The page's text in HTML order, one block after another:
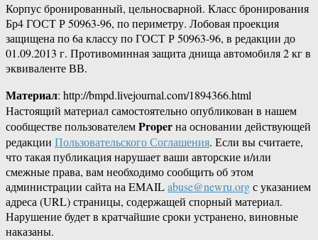
Корпус бронированный, цельносварной. Класс бронирования
Бр4 ГОСТ Р 50963-96, по периметру. Лобовая проекция
защищена по 6а классу по ГОСТ Р 50963-96, в редакции до
01.09.2013 г. Противоминная защита днища автомобиля 2 кг в
эквиваленте ВВ.
Материал: http://bmpd.livejournal.com/1894366.html
Настоящий материал самостоятельно опубликован в нашем
сообществе пользователемProperна основании действующей
редакции Пользовательского Соглашения. Если вы считаете,
что такая публикация нарушает ваши авторские и/или
смежные права, вам необходимо сообщить об этом
администрации сайта на EMAILabuse@newru.orgс указанием
адреса (URL) страницы, содержащей спорный материал.
Нарушение будет в кратчайшие сроки устранено, виновные
наказаны.